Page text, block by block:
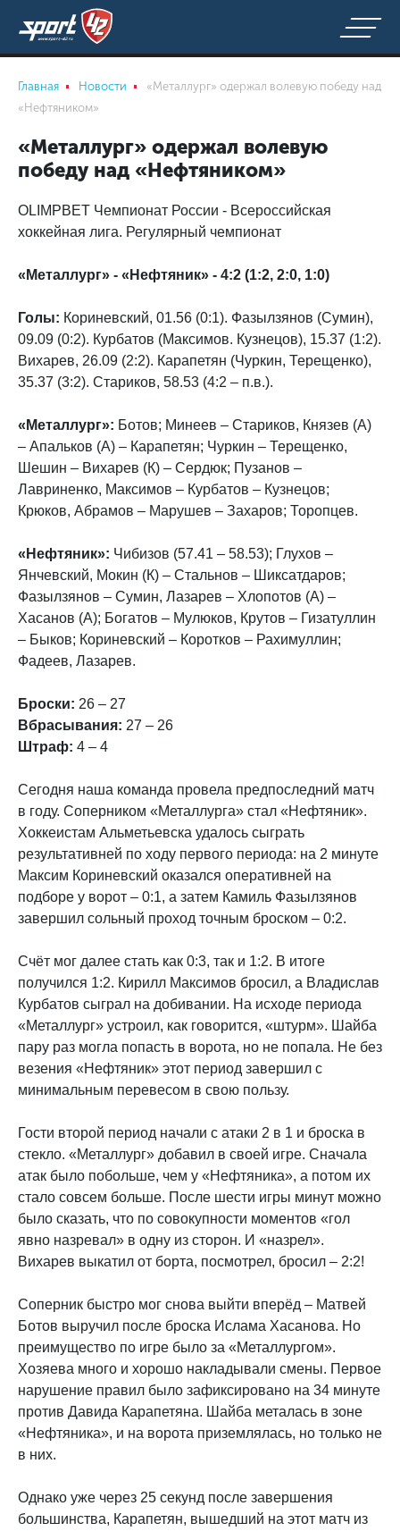
Главная Новости
«Металлург» одержал волевую победу над
«Нефтяником»
«Металлург» одержал волевую
победу над «Нефтяником»
OLIMPBET Чемпионат России - Всероссийская
хоккейная лига. Регулярный чемпионат
«Металлург» - «Нефтяник» - 4:2 (1:2, 2:0, 1:0)
Голы: Кориневский, 01.56 (0:1). Фазылзянов (Сумин),
09.09 (0:2). Курбатов (Максимов. Кузнецов), 15.37 (1:2).
Вихарев, 26.09 (2:2). Карапетян (Чуркин, Терещенко),
35.37 (3:2). Стариков, 58.53 (4:2 – п.в.).
«Металлург»: Ботов; Минеев – Стариков, Князев (А)
– Апальков (А) – Карапетян; Чуркин – Терещенко,
Шешин – Вихарев (К) – Сердюк; Пузанов –
Лавриненко, Максимов – Курбатов – Кузнецов;
Крюков, Абрамов – Марушев – Захаров; Торопцев.
«Нефтяник»: Чибизов (57.41 – 58.53); Глухов –
Янчевский, Мокин (К) – Стальнов – Шиксатдаров;
Фазылзянов – Сумин, Лазарев – Хлопотов (А) –
Хасанов (А); Богатов – Мулюков, Крутов – Гизатуллин
– Быков; Кориневский – Коротков – Рахимуллин;
Фадеев, Лазарев.
Броски: 26 – 27
Вбрасывания: 27 – 26
Штраф: 4 – 4
Сегодня наша команда провела предпоследний матч
в году. Соперником «Металлурга» стал «Нефтяник».
Хоккеистам Альметьевска удалось сыграть
результативней по ходу первого периода: на 2 минуте
Максим Кориневский оказался оперативней на
подборе у ворот – 0:1, а затем Камиль Фазылзянов
завершил сольный проход точным броском – 0:2.
Счёт мог далее стать как 0:3, так и 1:2. В итоге
получился 1:2. Кирилл Максимов бросил, а Владислав
Курбатов сыграл на добивании. На исходе периода
«Металлург» устроил, как говорится, «штурм». Шайба
пару раз могла попасть в ворота, но не попала. Не без
везения «Нефтяник» этот период завершил с
минимальным перевесом в свою пользу.
Гости второй период начали с атаки 2 в 1 и броска в
стекло. «Металлург» добавил в своей игре. Сначала
атак было побольше, чем у «Нефтяника», а потом их
стало совсем больше. После шести игры минут можно
было сказать, что по совокупности моментов «гол
явно назревал» в одну из сторон. И «назрел».
Вихарев выкатил от борта, посмотрел, бросил – 2:2!
Соперник быстро мог снова выйти вперёд – Матвей
Ботов выручил после броска Ислама Хасанова. Но
преимущество по игре было за «Металлургом».
Хозяева много и хорошо накладывали смены. Первое
нарушение правил было зафиксировано на 34 минуте
против Давида Карапетяна. Шайба металась в зоне
«Нефтяника», и на ворота приземлялась, но только не
в них.
Однако уже через 25 секунд после завершения
большинства, Карапетян, вышедший на этот матч из